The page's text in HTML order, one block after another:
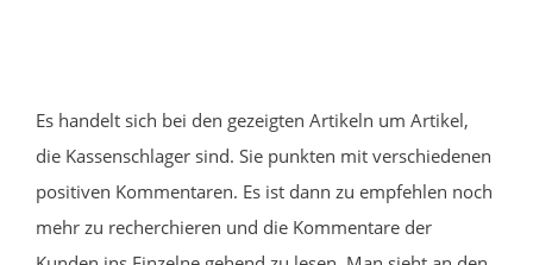
Es handelt sich bei den gezeigten Artikeln um Artikel,
die Kassenschlager sind. Sie punkten mit verschiedenen
positiven Kommentaren. Es ist dann zu empfehlen noch
mehr zu recherchieren und die Kommentare der